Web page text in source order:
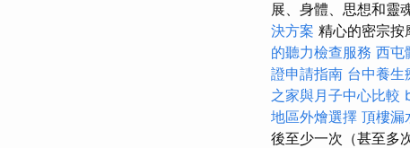
展、身體、思想和靈
決方案 精心的密宗按
的聽力檢查服務 西屯
證申請指南 台中養生
之家與月子中心比較
地區外燴選擇 頂樓漏
後至少一次（甚至多